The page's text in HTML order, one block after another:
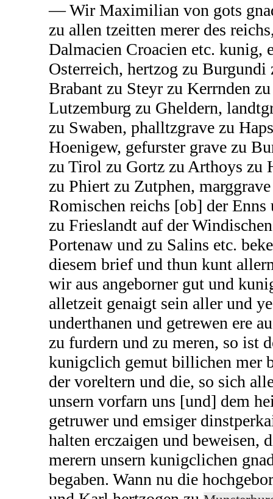
— Wir Maximilian von gots
zu allen tzeitten merer des
Dalmacien Croacien etc. kunig,
Osterreich, hertzog zu
Brabant zu Steyr zu Kerrnden
Lutzemburg zu Gheldern,
zu Swaben, phalltzgrave zu
Hoenigew, gefurster grave zu
zu Tirol zu Gortz zu Arthoys zu
zu Phiert zu Zutphen,
Romischen reichs [ob] der Enns
zu Frieslandt auf der
Portenaw und zu Salins etc.
diesem brief und thun kunt
wir aus angeborner gut und
alletzeit genaigt sein aller und
underthanen und getrewen ere
zu furdern und zu meren, so ist
kunigclich gemut billichen mer
der voreltern und die, so sich
unsern vorfarn uns [und] dem
getruwer und emsiger
halten erczaigen und beweisen,
merern unsern kunigclichen
begaben. Wann nu die